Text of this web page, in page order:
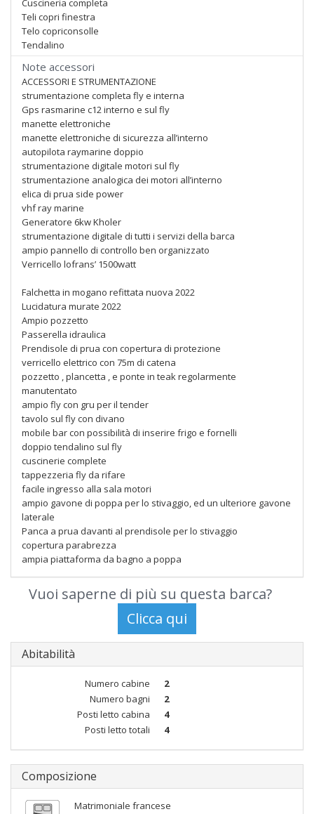
Cuscineria completa
Teli copri finestra
Telo copriconsolle
Tendalino
Note accessori
ACCESSORI E STRUMENTAZIONE
strumentazione completa fly e interna
Gps rasmarine c12 interno e sul fly
manette elettroniche
manette elettroniche di sicurezza all’interno
autopilota raymarine doppio
strumentazione digitale motori sul fly
strumentazione analogica dei motori all’interno
elica di prua side power
vhf ray marine
Generatore 6kw Kholer
strumentazione digitale di tutti i servizi della barca
ampio pannello di controllo ben organizzato
Verricello lofrans’ 1500watt
Falchetta in mogano refittata nuova 2022
Lucidatura murate 2022
Ampio pozzetto
Passerella idraulica
Prendisole di prua con copertura di protezione
verricello elettrico con 75m di catena
pozzetto , plancetta , e ponte in teak regolarmente
manutentato
ampio fly con gru per il tender
tavolo sul fly con divano
mobile bar con possibilità di inserire frigo e fornelli
doppio tendalino sul fly
cuscinerie complete
tappezzeria fly da rifare
facile ingresso alla sala motori
ampio gavone di poppa per lo stivaggio, ed un ulteriore gavone
laterale
Panca a prua davanti al prendisole per lo stivaggio
copertura parabrezza
ampia piattaforma da bagno a poppa
Vuoi saperne di più su questa barca?
Abitabilità
Numero cabine
2
Numero bagni
2
Posti letto cabina
4
Posti letto totali
4
Composizione
Matrimoniale francese